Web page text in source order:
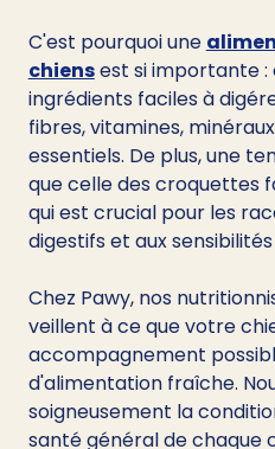
C'est pourquoi une
chiens est si importante :
ingrédients faciles à
fibres, vitamines,
essentiels. De plus, une
que celle des croquettes
qui est crucial pour les
digestifs et aux
Chez Pawy, nos
veillent à ce que votre
accompagnement
d'alimentation fraîche.
soigneusement la
santé général de chaque